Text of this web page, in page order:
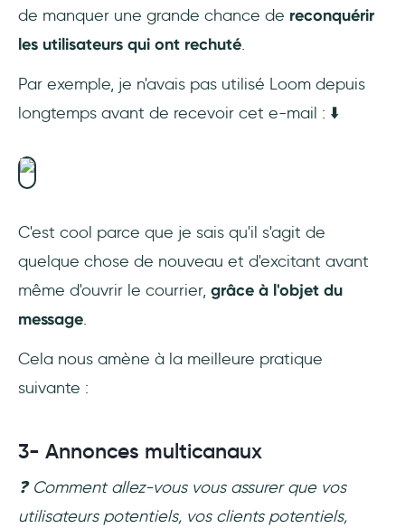
de manquer une grande chance de reconquérir
les utilisateurs qui ont rechuté.
Par exemple, je n'avais pas utilisé Loom depuis
longtemps avant de recevoir cet e-mail : ⬇️
C'est cool parce que je sais qu'il s'agit de
quelque chose de nouveau et d'excitant avant
même d'ouvrir le courrier, grâce à l'objet du
message.
Cela nous amène à la meilleure pratique
suivante :
3- Annonces multicanaux
❓ Comment allez-vous vous assurer que vos
utilisateurs potentiels, vos clients potentiels,